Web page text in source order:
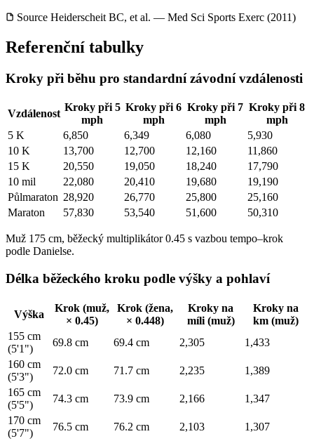
Source Heiderscheit BC, et al. — Med Sci Sports Exerc (2011)
Referenční tabulky
Kroky při běhu pro standardní závodní vzdálenosti
Vzdálenost
Kroky při 5
mph
Kroky při 6
mph
Kroky při 7
mph
Kroky při 8
mph
5 K
6,850 6,349 6,080
5,930
10 K
13,700 12,700 12,160
11,860
15 K
20,550 19,050 18,240
17,790
10 mil
22,080 20,410 19,680
19,190
Půlmaraton 28,920 26,770 25,800
25,160
Maraton
57,830 53,540 51,600 50,310
Muž 175 cm, běžecký multiplikátor 0.45 s vazbou tempo–krok
podle Danielse.
Délka běžeckého kroku podle výšky a pohlaví
Výška
Krok (muž,
× 0.45)
Krok (žena,
× 0.448)
Kroky na
míli (muž)
Kroky na
km (muž)
155 cm
(5'1")
69.8 cm 69.4 cm 2,305
1,433
160 cm
(5'3")
72.0 cm 71.7 cm 2,235
1,389
165 cm
(5'5")
74.3 cm 73.9 cm 2,166
1,347
170 cm
(5'7")
76.5 cm 76.2 cm 2,103
1,307